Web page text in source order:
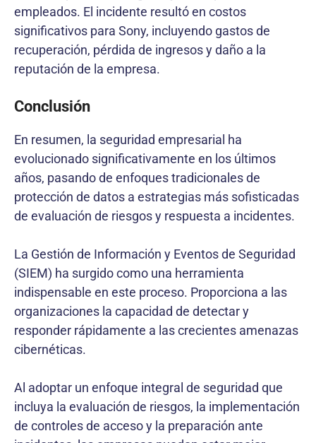
empleados. El incidente resultó en costos
significativos para Sony, incluyendo gastos de
recuperación, pérdida de ingresos y daño a la
reputación de la empresa.
Conclusión
En resumen, la seguridad empresarial ha
evolucionado significativamente en los últimos
años, pasando de enfoques tradicionales de
protección de datos a estrategias más sofisticadas
de evaluación de riesgos y respuesta a incidentes.
La Gestión de Información y Eventos de Seguridad
(SIEM) ha surgido como una herramienta
indispensable en este proceso. Proporciona a las
organizaciones la capacidad de detectar y
responder rápidamente a las crecientes amenazas
cibernéticas.
Al adoptar un enfoque integral de seguridad que
incluya la evaluación de riesgos, la implementación
de controles de acceso y la preparación ante